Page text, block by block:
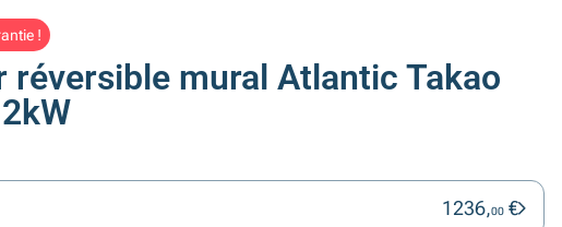
!
réversible mural Atlantic Takao
1236,00 €